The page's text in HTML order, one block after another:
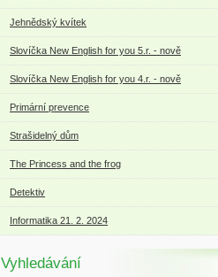
Jehnědský kvítek
Slovíčka New English for you 5.r. - nově
Slovíčka New English for you 4.r. - nově
Primární prevence
Strašidelný dům
The Princess and the frog
Detektiv
Informatika 21. 2. 2024
Vyhledávání